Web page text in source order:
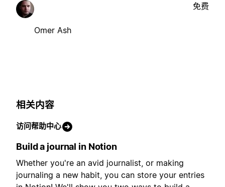
Omer Ash
免费
相关内容
访问帮助中心
Build a journal in Notion
Whether you're an avid journalist, or making
journaling a new habit, you can store your entries